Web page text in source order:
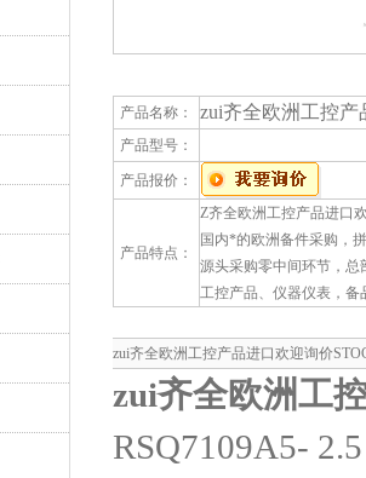
产品名称： zui齐全欧洲工控产
产品型号：
产品报价：
产品特点：
Z齐全欧洲工控产品进口
国内*的欧洲备件采购，
源头采购零中间环节，
工控产品、仪器仪表，
zui齐全欧洲工控产品进口欢迎询价
zui齐全欧洲工
RSQ7109A5-